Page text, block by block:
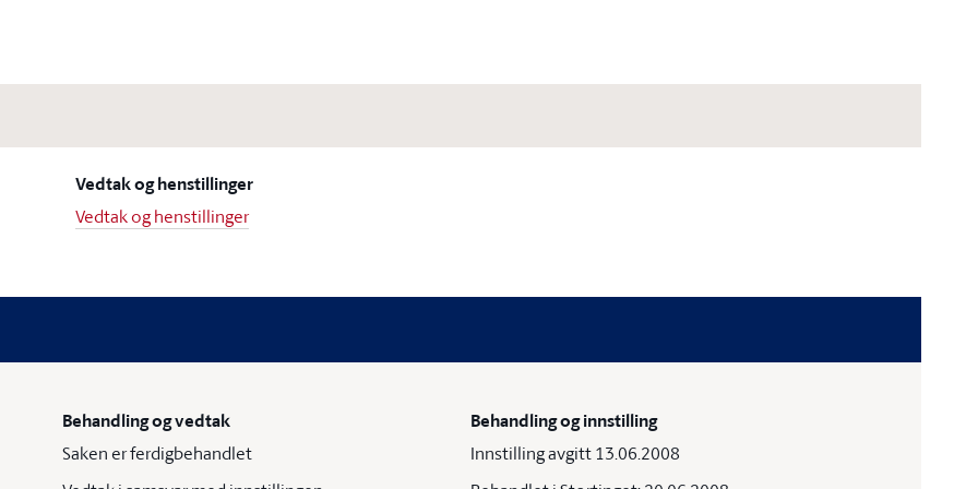
Vedtak og henstillinger
Vedtak og henstillinger
Behandling og vedtak
Saken er ferdigbehandlet
Behandling og innstilling
Innstilling avgitt 13.06.2008